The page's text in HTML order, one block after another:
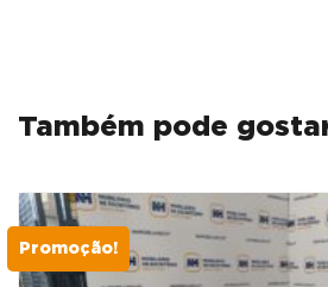
Também pode
Promoção!